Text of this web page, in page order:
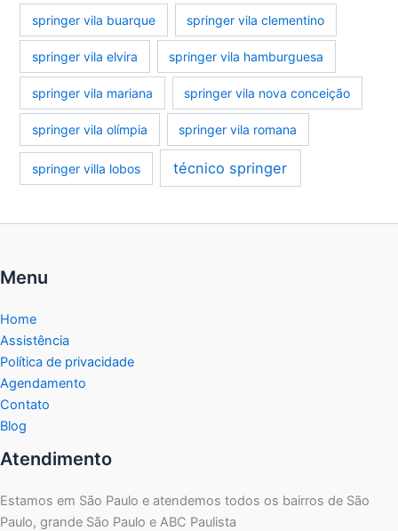
springer vila buarque springer vila clementino
springer vila elvira springer vila hamburguesa
springer vila mariana springer vila nova conceição
springer vila olímpia springer vila romana
springer villa lobos técnico springer
Menu
Home
Assistência
Política de privacidade
Agendamento
Contato
Blog
Atendimento
Estamos em São Paulo e atendemos todos os bairros de São
Paulo, grande São Paulo e ABC Paulista